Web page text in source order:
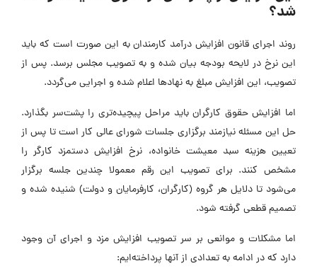
شد؟
روند اجرای قانون افزایش درآمد کارمندان به این صورت است که باید
این نرخ در لایحه بودجه بیان شده و به تصویب مجلس برسد. پس از
تصویب، این افزایش مبلغ به نهادها اعلام شده و اجرایی می‌گردد.
اما افزایش حقوق کارگران باید مراحل پیچیده‌تری را پشت‌سر بگذارد.
حل این مسئله نیازمند برگزاری جلسات شورای عالی کار است تا پس از
تعیین هزینه سبد معیشت خانواده، نرخ افزایش دستمزد کارگر را
مشخص کنند. برای تصویب این رقم معمولا چندین جلسه برگزار
می‌شود تا دلایل هر گروه (کارگران، کارفرمایان و دولت) شنیده شده و
تصمیم قطعی گرفته شود.
اما مشکلات و موانعی بر سر تصویب افزایش مزد و اجرای آن وجود
دارد که در ادامه به تعدادی از آنها پرداخته‌ایم: